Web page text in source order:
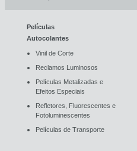
Películas
Autocolantes
Vinil de Corte
Reclamos Luminosos
Películas Metalizadas e
Efeitos Especiais
Refletores, Fluorescentes e
Fotoluminescentes
Películas de Transporte